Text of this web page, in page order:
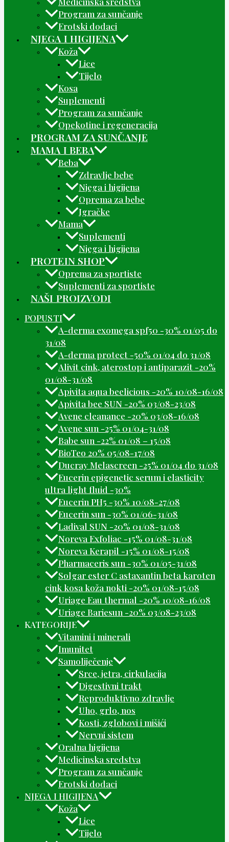
Program za sunčanje
Erotski dodaci
NJEGA I HIGIJENA
Koža
Lice
Tijelo
Kosa
Suplementi
Program za sunčanje
Opekotine i regeneracija
PROGRAM ZA SUNČANJE
MAMA I BEBA
Beba
Zdravlje bebe
Njega i higijena
Oprema za bebe
Igračke
Mama
Suplementi
Njega i higijena
PROTEIN SHOP
Oprema za sportiste
Suplementi za sportiste
NAŠI PROIZVODI
POPUSTI
A-derma exomega spf50 -30% 01/05 do
31/08
A-derma protect -50% 01/04 do 31/08
Alivit cink, aterostop i antiparazit -20%
01/08-31/08
Apivita aqua beelicious -20% 10/08-16/08
Apivita bee SUN -20% 03/08-23/08
Avene cleanance -20% 03/08-16/08
Avene sun -25% 01/04-31/08
Babe sun -22% 01/08 – 15/08
BioTeo 20% 05/08-17/08
Ducray Melascreen -25% 01/04 do 31/08
Eucerin epigenetic serum i elasticity
ultra light fluid -30%
Eucerin PH5 -30% 10/08-27/08
Eucerin sun -30% 01/06-31/08
Ladival SUN -20% 01/08-31/08
Noreva Exfoliac -15% 01/08-31/08
Noreva Kerapil -15% 01/08-15/08
Pharmaceris sun -30% 01/05-31/08
Solgar ester C astaxantin beta karoten
cink kosa koža nokti -20% 01/08-15/08
Uriage Eau thermal -20% 10/08-16/08
Uriage Bariesun -20% 03/08-23/08
KATEGORIJE
Vitamini i minerali
Imunitet
Samoliječenje
Srce, jetra, cirkulacija
Digestivni trakt
Reproduktivno zdravlje
Uho, grlo, nos
Kosti, zglobovi i mišići
Nervni sistem
Oralna higijena
Medicinska sredstva
Program za sunčanje
Erotski dodaci
NJEGA I HIGIJENA
Koža
Lice
Tijelo